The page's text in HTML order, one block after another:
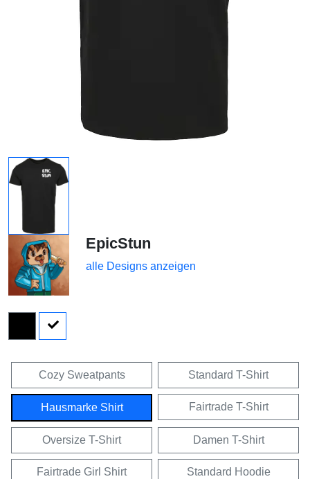
EpicStun
alle Designs anzeigen
Cozy Sweatpants Standard T-Shirt
Hausmarke Shirt Fairtrade T-Shirt
Oversize T-Shirt Damen T-Shirt
Fairtrade Girl Shirt Standard Hoodie